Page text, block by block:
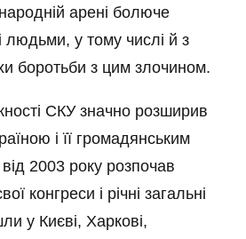
арені болюче
людьми, у тому числі й з
боротьби з цим злочином.
СКУ значно розширив
і її громадянським
2003 року розпочав
конгреси і річні загальні
у Києві, Харкові,